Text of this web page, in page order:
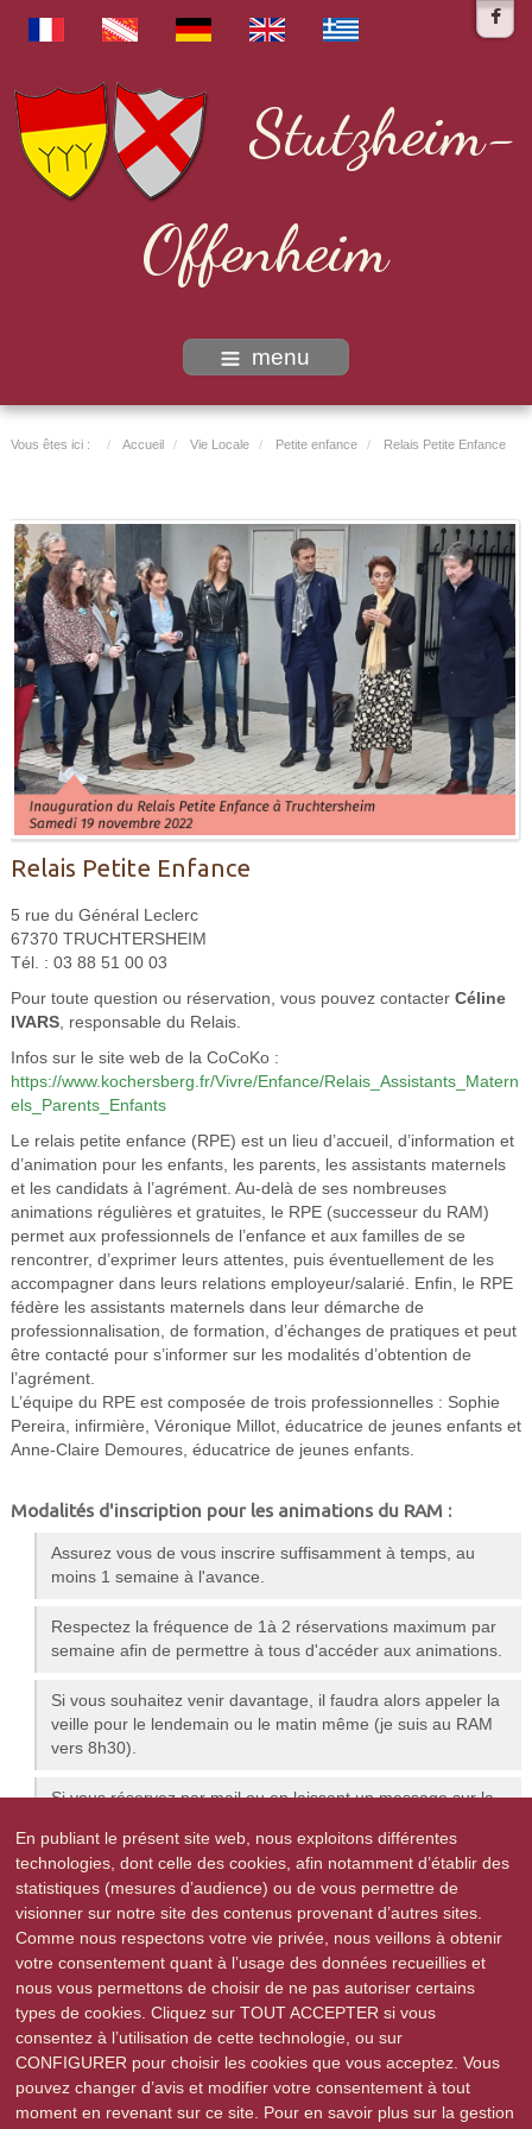
Stutzheim-
Offenheim
menu
Vous êtes ici : Accueil Vie Locale Petite enfance Relais Petite Enfance
Relais Petite Enfance
5 rue du Général Leclerc
67370 TRUCHTERSHEIM
Tél. : 03 88 51 00 03
Pour toute question ou réservation, vous pouvez contacter Céline
IVARS, responsable du Relais.
Infos sur le site web de la CoCoKo :
https://www.kochersberg.fr/Vivre/Enfance/Relais_Assistants_Matern
els_Parents_Enfants
Le relais petite enfance (RPE) est un lieu d’accueil, d’information et
d’animation pour les enfants, les parents, les assistants maternels
et les candidats à l’agrément. Au-delà de ses nombreuses
animations régulières et gratuites, le RPE (successeur du RAM)
permet aux professionnels de l’enfance et aux familles de se
rencontrer, d’exprimer leurs attentes, puis éventuellement de les
accompagner dans leurs relations employeur/salarié. Enfin, le RPE
fédère les assistants maternels dans leur démarche de
professionnalisation, de formation, d’échanges de pratiques et peut
être contacté pour s’informer sur les modalités d’obtention de
l’agrément.
L’équipe du RPE est composée de trois professionnelles : Sophie
Pereira, infirmière, Véronique Millot, éducatrice de jeunes enfants et
Anne-Claire Demoures, éducatrice de jeunes enfants.
Modalités d'inscription pour les animations du RAM :
Assurez vous de vous inscrire suffisamment à temps, au
moins 1 semaine à l'avance.
Respectez la fréquence de 1à 2 réservations maximum par
semaine afin de permettre à tous d'accéder aux animations.
Si vous souhaitez venir davantage, il faudra alors appeler la
veille pour le lendemain ou le matin même (je suis au RAM
vers 8h30).
Si vous réservez par mail ou en laissant un message sur la
vous répondre soit par retour de mail soit par téléphone et si
cela n'est pas fait, recontactez-moi.
Si vous avez réservé et que vous ne pouvez finalement pas
venir, signalez le moi au plus vite afin que l'on ne vous
attende pas mais également pour faire bénéficier une autre
personne de votre place.
En publiant le présent site web, nous exploitons différentes
technologies, dont celle des cookies, afin notamment d’établir des
statistiques (mesures d’audience) ou de vous permettre de
visionner sur notre site des contenus provenant d’autres sites.
Comme nous respectons votre vie privée, nous veillons à obtenir
votre consentement quant à l’usage des données recueillies et
nous vous permettons de choisir de ne pas autoriser certains
types de cookies. Cliquez sur TOUT ACCEPTER si vous
consentez à l’utilisation de cette technologie, ou sur
CONFIGURER pour choisir les cookies que vous acceptez. Vous
pouvez changer d’avis et modifier votre consentement à tout
moment en revenant sur ce site. Pour en savoir plus sur la gestion